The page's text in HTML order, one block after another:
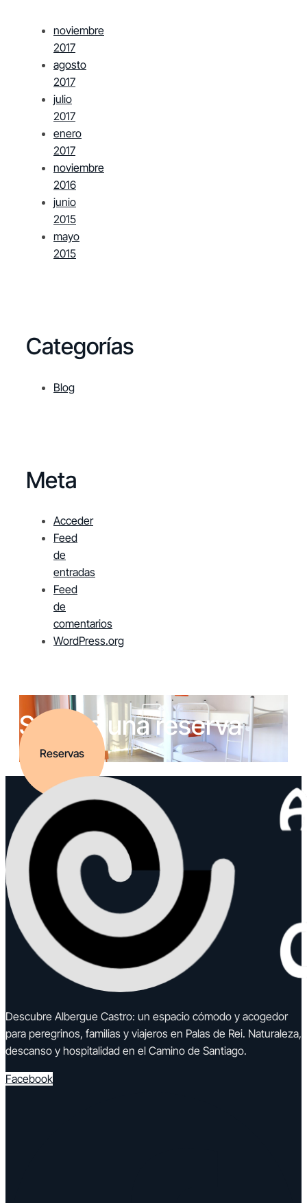
noviembre
2017
agosto
2017
julio
2017
enero
2017
noviembre
2016
junio
2015
mayo
2015
Categorías
Blog
Meta
Acceder
Feed
de
entradas
Feed
de
comentarios
WordPress.org
Solicita una reserva
Reservas
Descubre Albergue Castro: un espacio cómodo y acogedor
para peregrinos, familias y viajeros en Palas de Rei. Naturaleza,
descanso y hospitalidad en el Camino de Santiago.
Facebook